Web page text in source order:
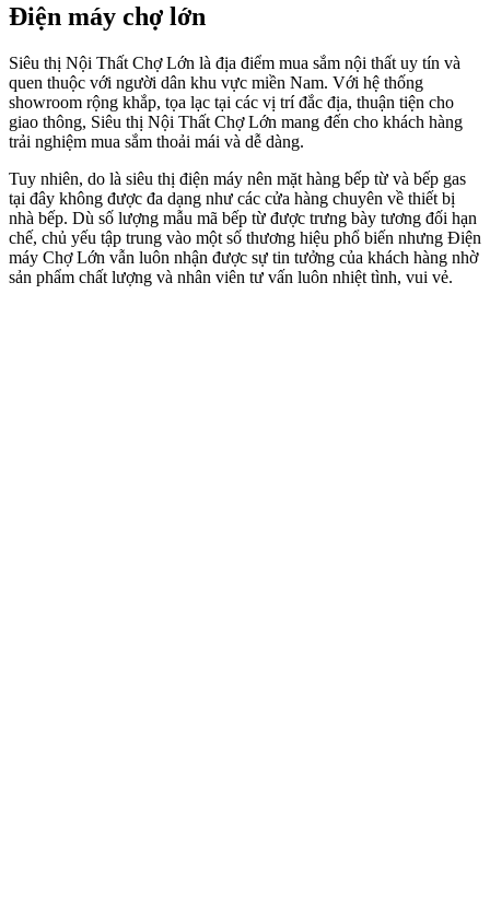
Điện máy chợ lớn
Siêu thị Nội Thất Chợ Lớn là địa điểm mua sắm nội thất uy tín và
quen thuộc với người dân khu vực miền Nam. Với hệ thống
showroom rộng khắp, tọa lạc tại các vị trí đắc địa, thuận tiện cho
giao thông, Siêu thị Nội Thất Chợ Lớn mang đến cho khách hàng
trải nghiệm mua sắm thoải mái và dễ dàng.
Tuy nhiên, do là siêu thị điện máy nên mặt hàng bếp từ và bếp gas
tại đây không được đa dạng như các cửa hàng chuyên về thiết bị
nhà bếp. Dù số lượng mẫu mã bếp từ được trưng bày tương đối hạn
chế, chủ yếu tập trung vào một số thương hiệu phổ biến nhưng Điện
máy Chợ Lớn vẫn luôn nhận được sự tin tưởng của khách hàng nhờ
sản phẩm chất lượng và nhân viên tư vấn luôn nhiệt tình, vui vẻ.